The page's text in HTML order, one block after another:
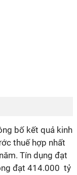
bố kết quả kinh
thuế hợp nhất
Tín dụng đạt
đạt 414.000 tỷ